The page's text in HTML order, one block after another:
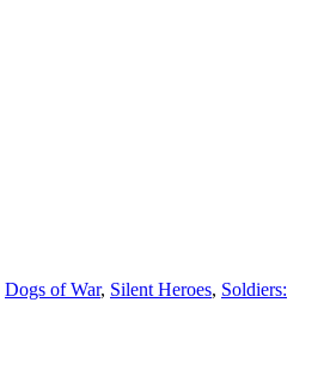
Dogs of War, Silent Heroes, Soldiers: